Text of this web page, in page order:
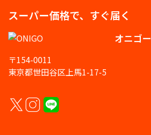
スーパー価格で、すぐ届く
オニゴー
〒154-0011
東京都世田谷区上馬1-17-5